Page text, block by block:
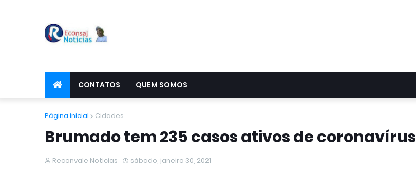
CONTATOS QUEM SOMOS
Página inicial Cidades
Brumado tem 235 casos ativos de coronavírus
Reconvale Noticias sábado, janeiro 30, 2021